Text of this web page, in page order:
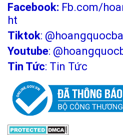
Facebook: Fb.com/
ht
Tiktok:
Youtube:
Tin Tức: Tin Tức